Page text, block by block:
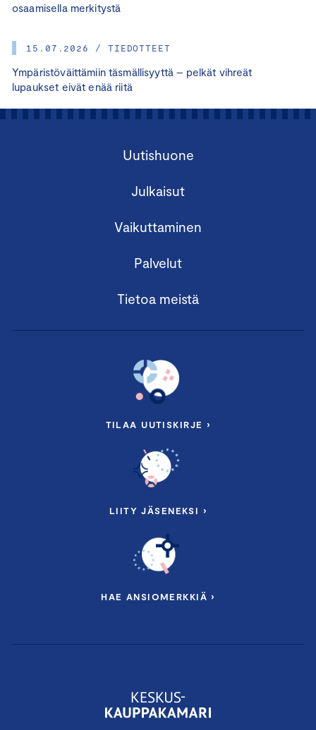
osaamisella merkitystä
15.07.2026 / TIEDOTTEET
Ympäristöväittämiin täsmällisyyttä – pelkät vihreät
lupaukset eivät enää riitä
Uutishuone
Julkaisut
Vaikuttaminen
Palvelut
Tietoa meistä
TILAA UUTISKIRJE ›
LIITY JÄSENEKSI ›
HAE ANSIOMERKKIÄ ›